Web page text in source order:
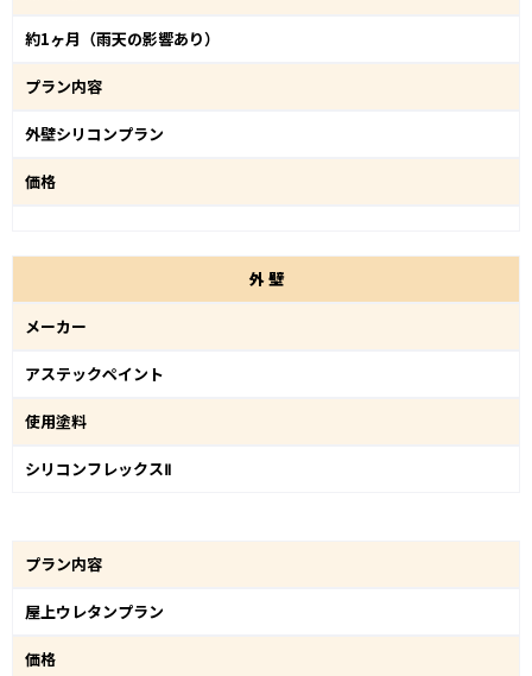
約1ヶ月（雨天の影響あり）
プラン内容
外壁シリコンプラン
価格
外壁
メーカー
アステックペイント
使用塗料
シリコンフレックスⅡ
プラン内容
屋上ウレタンプラン
価格